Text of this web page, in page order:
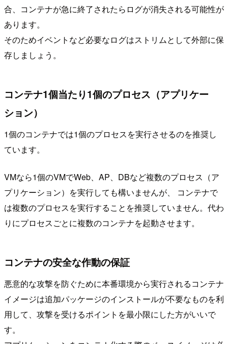
合、コンテナが急に終了されたらログが消失される可能性が
あります。
そのためイベントなど必要なログはストリムとして外部に保
存しましょう。
コンテナ1個当たり1個のプロセス（アプリケー
ション）
1個のコンテナでは1個のプロセスを実行させるのを推奨し
ています。
VMなら1個のVMでWeb、AP、DBなど複数のプロセス（ア
プリケーション）を実行しても構いませんが、 コンテナで
は複数のプロセスを実行することを推奨していません。代わ
りにプロセスごとに複数のコンテナを起動させます。
コンテナの安全な作動の保証
悪意的な攻撃を防ぐために本番環境から実行されるコンテナ
イメージは追加パッケージのインストールが不要なものを利
用して、攻撃を受けるポイントを最小限にした方がいいで
す。